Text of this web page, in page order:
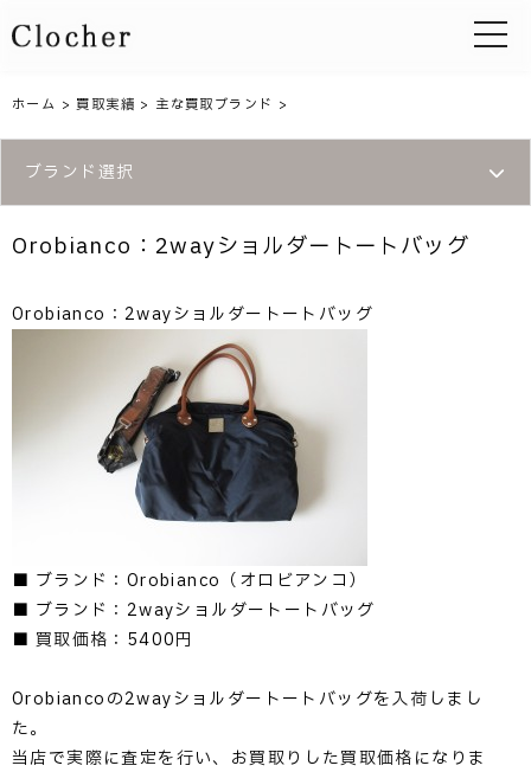
toggle
ホーム >買取実績 > 主な買取ブランド >
ブランド選択
Orobianco：2wayショルダートートバッグ
Orobianco：2wayショルダートートバッグ
■ ブランド：Orobianco（オロビアンコ）
■ ブランド：2wayショルダートートバッグ
■ 買取価格：5400円
Orobiancoの2wayショルダートートバッグを入荷しまし
た。
当店で実際に査定を行い、お買取りした買取価格になりま